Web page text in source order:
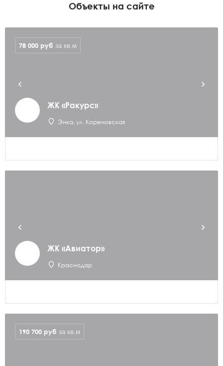
Объекты на сайте
ЖК «Ракурс»
Энка, ул. Кореновская
78 000 руб за кв.м
ЖК «Авиатор»
Краснодар
190 700 руб за кв.м